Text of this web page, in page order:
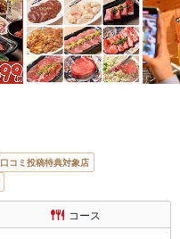
口コミ投稿特典対象店
コース